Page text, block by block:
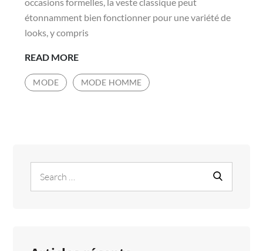
étonnamment bien fonctionner pour une variété de
looks, y compris
READ MORECOMMENT
PORTER
UN
MODE MODE HOMME